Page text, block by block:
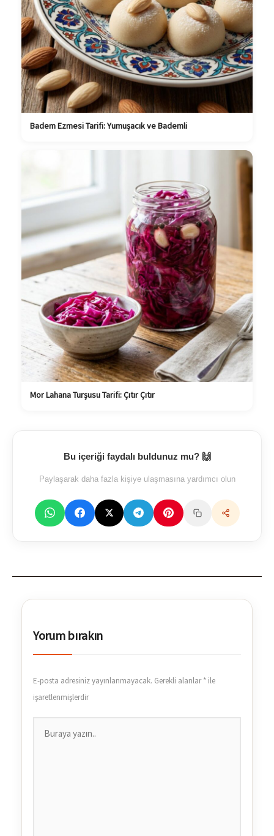
Badem Ezmesi Tarifi: Yumuşacık ve Bademli
Mor Lahana Turşusu Tarifi: Çıtır Çıtır
Bu içeriği faydalı buldunuz mu? 🙌
Paylaşarak daha fazla kişiye ulaşmasına yardımcı olun
Yorum bırakın
E-posta adresiniz yayınlanmayacak. Gerekli alanlar* ile
işaretlenmişlerdir